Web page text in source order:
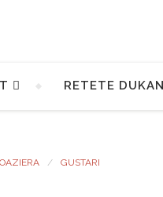
RETETE DUKAN
GUSTARI